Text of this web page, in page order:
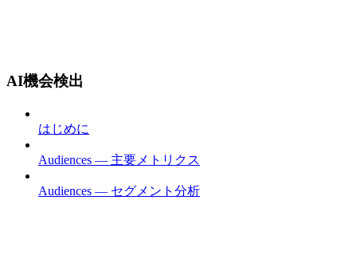
AI機会検出
はじめに
Audiences — 主要メトリクス
Audiences — セグメント分析